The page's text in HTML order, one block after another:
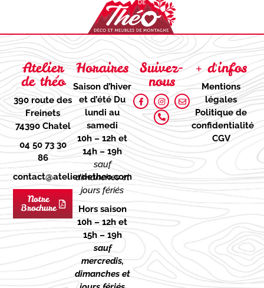
Atelier
de théo
390 route des
Freinets
74390 Chatel
04 50 73 30
86
contact@atelierdetheo.com
Notre
Brochure
Horaires
Saison d’hiver
et d’étéDu
lundi au
samedi
10h – 12h et
14h – 19h
sauf
dimanches et
jours fériés
Hors saison
10h – 12h et
15h – 19h
sauf
mercredis,
dimanches et
Suivez-
nous
+ d'infos
Mentions
légales
Politique de
confidentialité
CGV